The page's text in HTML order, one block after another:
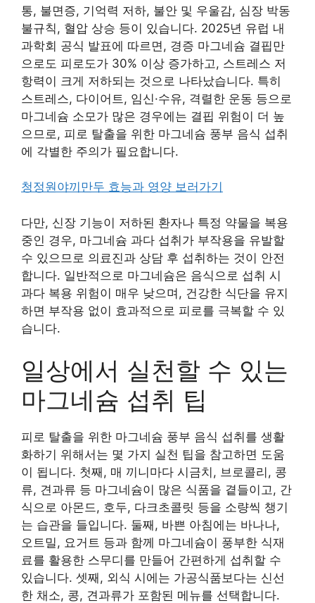
통, 불면증, 기억력 저하, 불안 및 우울감, 심장 박동
불규칙, 혈압 상승 등이 있습니다. 2025년 유럽 내
과학회 공식 발표에 따르면, 경증 마그네슘 결핍만
으로도 피로도가 30% 이상 증가하고, 스트레스 저
항력이 크게 저하되는 것으로 나타났습니다. 특히
스트레스, 다이어트, 임신·수유, 격렬한 운동 등으로
마그네슘 소모가 많은 경우에는 결핍 위험이 더 높
으므로, 피로 탈출을 위한 마그네슘 풍부 음식 섭취
에 각별한 주의가 필요합니다.
청정원야끼만두 효능과 영양 보러가기
다만, 신장 기능이 저하된 환자나 특정 약물을 복용
중인 경우, 마그네슘 과다 섭취가 부작용을 유발할
수 있으므로 의료진과 상담 후 섭취하는 것이 안전
합니다. 일반적으로 마그네슘은 음식으로 섭취 시
과다 복용 위험이 매우 낮으며, 건강한 식단을 유지
하면 부작용 없이 효과적으로 피로를 극복할 수 있
습니다.
일상에서 실천할 수 있는
마그네슘 섭취 팁
피로 탈출을 위한 마그네슘 풍부 음식 섭취를 생활
화하기 위해서는 몇 가지 실천 팁을 참고하면 도움
이 됩니다. 첫째, 매 끼니마다 시금치, 브로콜리, 콩
류, 견과류 등 마그네슘이 많은 식품을 곁들이고, 간
식으로 아몬드, 호두, 다크초콜릿 등을 소량씩 챙기
는 습관을 들입니다. 둘째, 바쁜 아침에는 바나나,
오트밀, 요거트 등과 함께 마그네슘이 풍부한 식재
료를 활용한 스무디를 만들어 간편하게 섭취할 수
있습니다. 셋째, 외식 시에는 가공식품보다는 신선
한 채소, 콩, 견과류가 포함된 메뉴를 선택합니다.